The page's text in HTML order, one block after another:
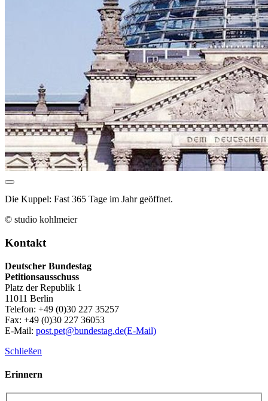
Die Kuppel: Fast 365 Tage im Jahr geöffnet.
© studio kohlmeier
Kontakt
Deutscher Bundestag
Petitionsausschuss
Platz der Republik 1
11011 Berlin
Telefon: +49 (0)30 227 35257
Fax: +49 (0)30 227 36053
E-Mail: post.pet@bundestag.de(E-Mail)
Schließen
Erinnern